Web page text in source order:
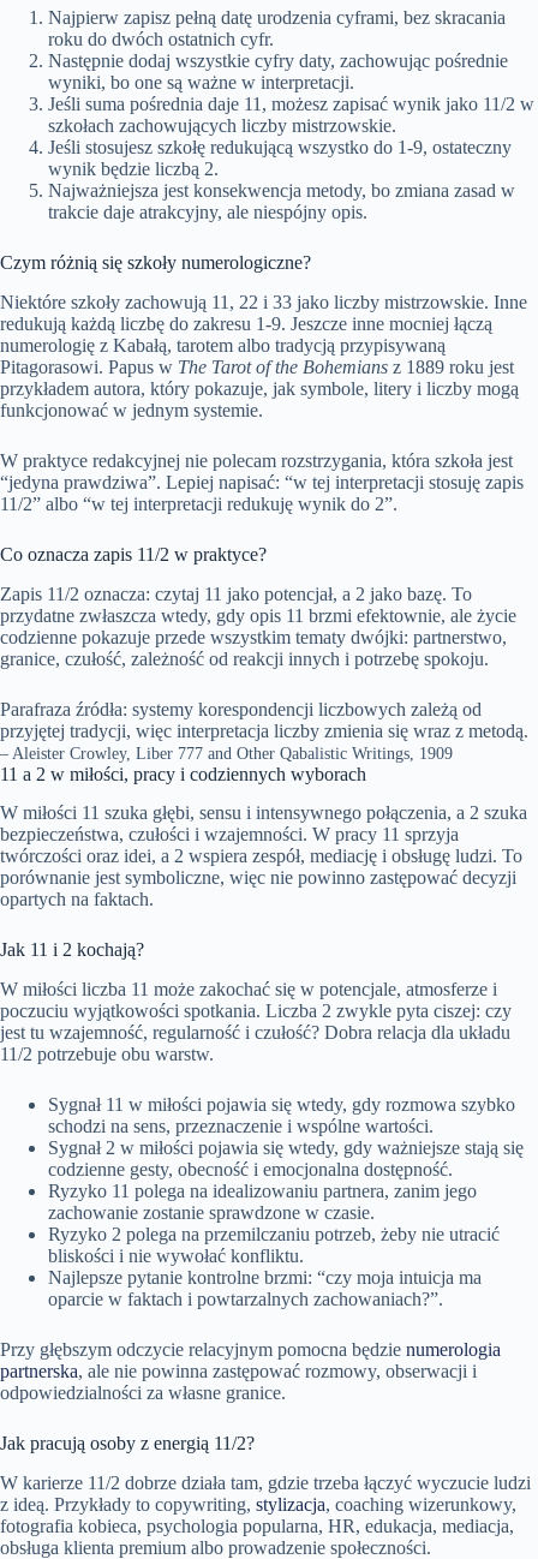
Najpierw zapisz pełną datę urodzenia cyframi, bez skracania
roku do dwóch ostatnich cyfr.
Następnie dodaj wszystkie cyfry daty, zachowując pośrednie
wyniki, bo one są ważne w interpretacji.
Jeśli suma pośrednia daje 11, możesz zapisać wynik jako 11/2 w
szkołach zachowujących liczby mistrzowskie.
Jeśli stosujesz szkołę redukującą wszystko do 1-9, ostateczny
wynik będzie liczbą 2.
Najważniejsza jest konsekwencja metody, bo zmiana zasad w
trakcie daje atrakcyjny, ale niespójny opis.
Czym różnią się szkoły numerologiczne?
Niektóre szkoły zachowują 11, 22 i 33 jako liczby mistrzowskie. Inne
redukują każdą liczbę do zakresu 1-9. Jeszcze inne mocniej łączą
numerologię z Kabałą, tarotem albo tradycją przypisywaną
Pitagorasowi. Papus w The Tarot of the Bohemians z 1889 roku jest
przykładem autora, który pokazuje, jak symbole, litery i liczby mogą
funkcjonować w jednym systemie.
W praktyce redakcyjnej nie polecam rozstrzygania, która szkoła jest
“jedyna prawdziwa”. Lepiej napisać: “w tej interpretacji stosuję zapis
11/2” albo “w tej interpretacji redukuję wynik do 2”.
Co oznacza zapis 11/2 w praktyce?
Zapis 11/2 oznacza: czytaj 11 jako potencjał, a 2 jako bazę. To
przydatne zwłaszcza wtedy, gdy opis 11 brzmi efektownie, ale życie
codzienne pokazuje przede wszystkim tematy dwójki: partnerstwo,
granice, czułość, zależność od reakcji innych i potrzebę spokoju.
Parafraza źródła: systemy korespondencji liczbowych zależą od
przyjętej tradycji, więc interpretacja liczby zmienia się wraz z metodą.
– Aleister Crowley, Liber 777 and Other Qabalistic Writings, 1909
11 a 2 w miłości, pracy i codziennych wyborach
W miłości 11 szuka głębi, sensu i intensywnego połączenia, a 2 szuka
bezpieczeństwa, czułości i wzajemności. W pracy 11 sprzyja
twórczości oraz idei, a 2 wspiera zespół, mediację i obsługę ludzi. To
porównanie jest symboliczne, więc nie powinno zastępować decyzji
opartych na faktach.
Jak 11 i 2 kochają?
W miłości liczba 11 może zakochać się w potencjale, atmosferze i
poczuciu wyjątkowości spotkania. Liczba 2 zwykle pyta ciszej: czy
jest tu wzajemność, regularność i czułość? Dobra relacja dla układu
11/2 potrzebuje obu warstw.
Sygnał 11 w miłości pojawia się wtedy, gdy rozmowa szybko
schodzi na sens, przeznaczenie i wspólne wartości.
Sygnał 2 w miłości pojawia się wtedy, gdy ważniejsze stają się
codzienne gesty, obecność i emocjonalna dostępność.
Ryzyko 11 polega na idealizowaniu partnera, zanim jego
zachowanie zostanie sprawdzone w czasie.
Ryzyko 2 polega na przemilczaniu potrzeb, żeby nie utracić
bliskości i nie wywołać konfliktu.
Najlepsze pytanie kontrolne brzmi: “czy moja intuicja ma
oparcie w faktach i powtarzalnych zachowaniach?”.
Przy głębszym odczycie relacyjnym pomocna będzie numerologia
partnerska, ale nie powinna zastępować rozmowy, obserwacji i
odpowiedzialności za własne granice.
Jak pracują osoby z energią 11/2?
W karierze 11/2 dobrze działa tam, gdzie trzeba łączyć wyczucie ludzi
z ideą. Przykłady to copywriting, stylizacja, coaching wizerunkowy,
fotografia kobieca, psychologia popularna, HR, edukacja, mediacja,
obsługa klienta premium albo prowadzenie społeczności.